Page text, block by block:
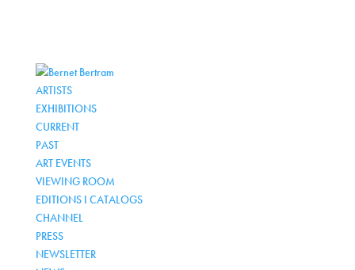
ARTISTS
EXHIBITIONS
CURRENT
PAST
ART EVENTS
VIEWING ROOM
EDITIONS I CATALOGS
CHANNEL
PRESS
NEWSLETTER